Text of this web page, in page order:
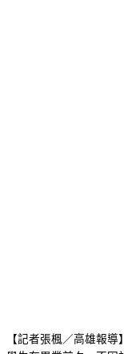
【記者張楓／高雄報